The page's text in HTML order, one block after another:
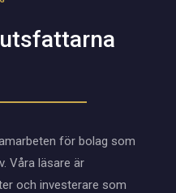
för bolag som
Våra läsare är
och investerare som